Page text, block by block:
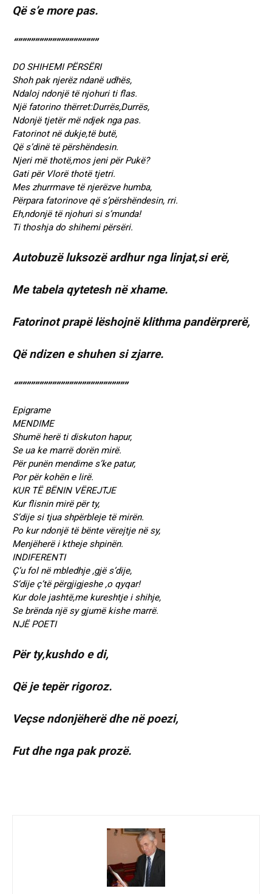
Që s’e more pas.
“”””””””””””””””””””
DO SHIHEMI PËRSËRI
Shoh pak njerëz ndanë udhës,
Ndaloj ndonjë të njohuri ti flas.
Një fatorino thërret:Durrës,Durrës,
Ndonjë tjetër më ndjek nga pas.
Fatorinot në dukje,të butë,
Që s’dinë të përshëndesin.
Njeri më thotë,mos jeni për Pukë?
Gati për Vlorë thotë tjetri.
Mes zhurrmave të njerëzve humba,
Përpara fatorinove që s’përshëndesin, rri.
Eh,ndonjë të njohuri si s’munda!
Ti thoshja do shihemi përsëri.
Autobuzë luksozë ardhur nga linjat,si erë,
Me tabela qytetesh në xhame.
Fatorinot prapë lëshojnë klithma pandërprerë,
Që ndizen e shuhen si zjarre.
“””””””””””””””””””””””””””
Epigrame
MENDIME
Shumë herë ti diskuton hapur,
Se ua ke marrë dorën mirë.
Për punën mendime s’ke patur,
Por për kohën e lirë.
KUR TË BËNIN VËREJTJE
Kur flisnin mirë për ty,
S’dije si tjua shpërbleje të mirën.
Po kur ndonjë të bënte vërejtje në sy,
Menjëherë i ktheje shpinën.
INDIFERENTI
Ç’u fol në mbledhje ,gjë s’dije,
S’dije ç’të përgjigjeshe ,o qyqar!
Kur dole jashtë,me kureshtje i shihje,
Se brënda një sy gjumë kishe marrë.
NJË POETI
Për ty,kushdo e di,
Që je tepër rigoroz.
Veçse ndonjëherë dhe në poezi,
Fut dhe nga pak prozë.